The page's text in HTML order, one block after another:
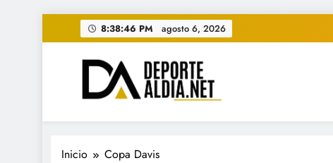
al
contenido
8:38:47 PM agosto 6, 2026
• DEPORTE AL DIA •
www.deportealdia.net #deportealdia
Inicio Copa Davis